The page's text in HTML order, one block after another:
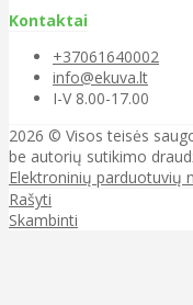
Kontaktai
+37061640002
info@ekuva.lt
I-V 8.00-17.00
2026 © Visos teisės
be autorių sutikimo
Elektroninių parduotuvių
Rašyti
Skambinti